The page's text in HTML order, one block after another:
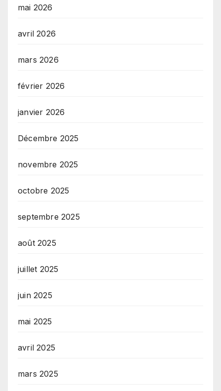
mai 2026
avril 2026
mars 2026
février 2026
janvier 2026
Décembre 2025
novembre 2025
octobre 2025
septembre 2025
août 2025
juillet 2025
juin 2025
mai 2025
avril 2025
mars 2025